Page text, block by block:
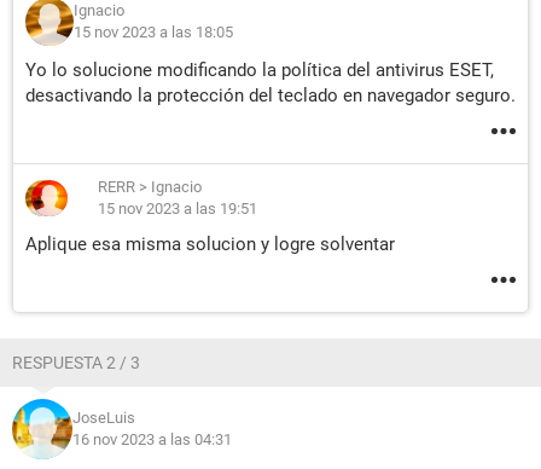
Ignacio
15 nov 2023 a las 18:05
Yo lo solucione modificando la política del antivirus ESET,
desactivando la protección del teclado en navegador seguro.
RERR > Ignacio
15 nov 2023 a las 19:51
Aplique esa misma solucion y logre solventar
RESPUESTA 2 / 3
JoseLuis
16 nov 2023 a las 04:31